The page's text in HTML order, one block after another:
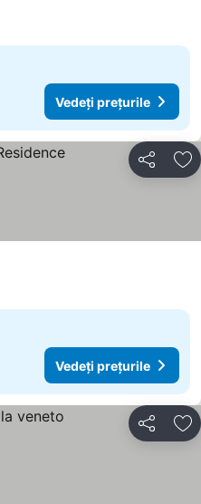
Vedeți prețurile
Distribuiți
Vedeți prețurile
Distribuiți